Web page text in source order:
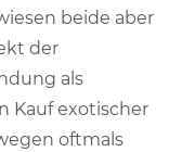
beide aber
der
als
Kauf exotischer
oftmals